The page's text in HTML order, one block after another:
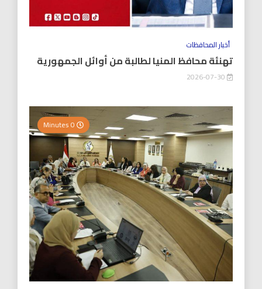
أخبار المحافظات
تهنئة محافظ المنيا لطالبة من أوائل الجمهورية